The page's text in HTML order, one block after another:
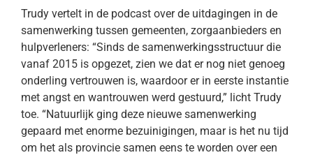
Trudy vertelt in de podcast over de uitdagingen in de
samenwerking tussen gemeenten, zorgaanbieders en
hulpverleners: “Sinds de samenwerkingsstructuur die
vanaf 2015 is opgezet, zien we dat er nog niet genoeg
onderling vertrouwen is, waardoor er in eerste instantie
met angst en wantrouwen werd gestuurd,” licht Trudy
toe. “Natuurlijk ging deze nieuwe samenwerking
gepaard met enorme bezuinigingen, maar is het nu tijd
om het als provincie samen eens te worden over een